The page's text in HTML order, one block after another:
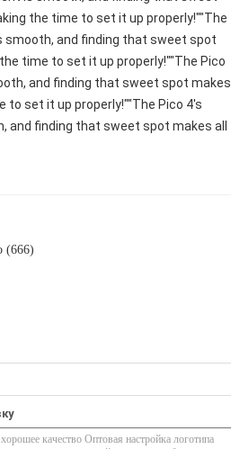
the time to set it up properly!""The
smooth, and finding that sweet spot
time to set it up properly!""The Pico
and finding that sweet spot makes
to set it up properly!""The Pico 4's
and finding that sweet spot makes all
(666)